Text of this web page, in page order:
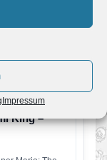
Impressum
sich auf sein
Switch. Nach
King –